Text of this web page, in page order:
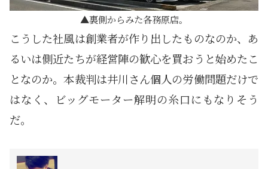
裏側からみた各務原店。
こうした社風は創業者が作り出したものなのか、あ
るいは側近たちが経営陣の歓心を買おうと始めたこ
となのか。本裁判は井川さん個人の労働問題だけで
はなく、ビッグモーター解明の糸口にもなりそう
だ。